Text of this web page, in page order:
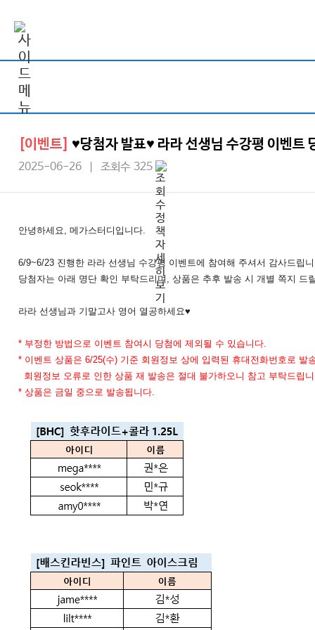
[이벤트] ♥당첨자 발표♥ 라라 선생님 수강평 이벤트
2025-06-26 | 조회수 325
안녕하세요, 메가스터디입니다.
6/9~6/23 진행한 라라 선생님 수강평 이벤트에 참여해 주셔서 감사드립
당첨자는 아래 명단 확인 부탁드리며, 상품은 추후 발송 시 개별 쪽지 드
라라 선생님과 기말고사 영어 열공하세요♥
* 부정한 방법으로 이벤트 참여시 당첨에 제외될 수 있습니다.
* 이벤트 상품은 6/25(수) 기준 회원정보 상에 입력된 휴대전화번호로 발
회원정보 오류로 인한 상품 재 발송은 절대 불가하오니 참고 부탁드립
* 상품은 금일 중으로 발송됩니다.